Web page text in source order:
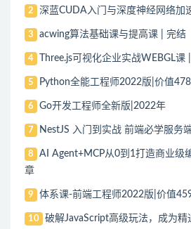
2 深蓝CUDA入门与深度神经网络加
3 acwing算法基础课与提高课 | 完结
4 Three.js可视化企业实战WEBGL课
5 Python全能工程师2022版|价值
6 Go开发工程师全新版|2022年
7 NestJS 入门到实战 前端必学服务
8
AI Agent+MCP从0到1打造商业级
章
9 体系课-前端工程师2022版|价值
10
破解JavaScript高级玩法，成为精